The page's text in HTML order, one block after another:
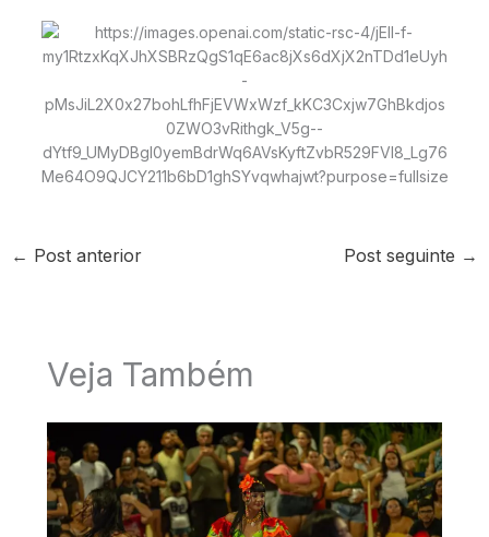
← Post anterior Post seguinte →
Veja Também